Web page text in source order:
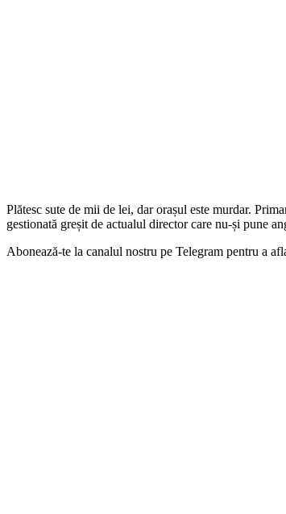
Plătesc sute de mii de lei, dar orașul este murdar.
gestionată greșit de actualul director care nu-și pune
Abonează-te la canalul nostru pe Telegram pentru a